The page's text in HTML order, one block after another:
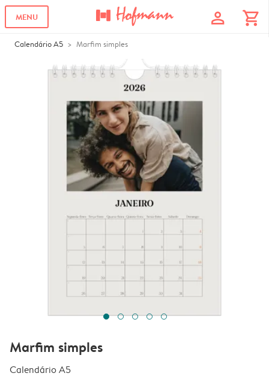
MENU profile shopping_cart
Calendário A5 Marfim simples
Marfim simples
Calendário A5